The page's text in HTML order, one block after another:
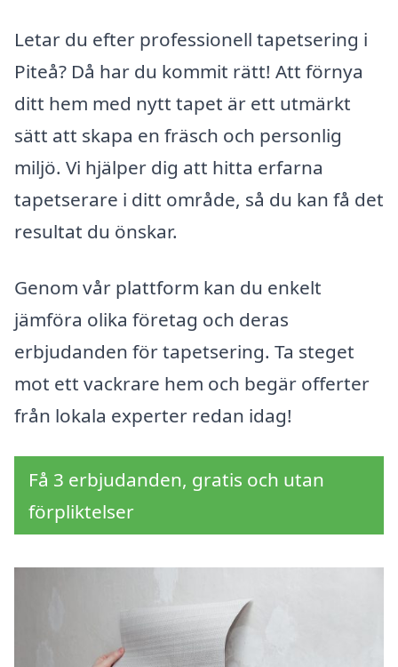
Letar du efter professionell tapetsering i
Piteå? Då har du kommit rätt! Att förnya
ditt hem med nytt tapet är ett utmärkt
sätt att skapa en fräsch och personlig
miljö. Vi hjälper dig att hitta erfarna
tapetserare i ditt område, så du kan få det
resultat du önskar.
Genom vår plattform kan du enkelt
jämföra olika företag och deras
erbjudanden för tapetsering. Ta steget
mot ett vackrare hem och begär offerter
från lokala experter redan idag!
Få 3 erbjudanden, gratis och utan
förpliktelser